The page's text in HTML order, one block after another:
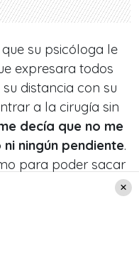
su psicóloga le
expresara todos
distancia con su
a la cirugía sin
decía que no me
ningún pendiente.
para poder sacar
hay que tratar de
liviano, muy